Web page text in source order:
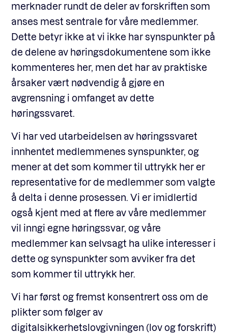
merknader rundt de deler av forskriften som
anses mest sentrale for våre medlemmer.
Dette betyr ikke at vi ikke har synspunkter på
de delene av høringsdokumentene som ikke
kommenteres her, men det har av praktiske
årsaker vært nødvendig å gjøre en
avgrensning i omfanget av dette
høringssvaret.
Vi har ved utarbeidelsen av høringssvaret
innhentet medlemmenes synspunkter, og
mener at det som kommer til uttrykk her er
representative for de medlemmer som valgte
å delta i denne prosessen. Vi er imidlertid
også kjent med at flere av våre medlemmer
vil inngi egne høringssvar, og våre
medlemmer kan selvsagt ha ulike interesser i
dette og synspunkter som avviker fra det
som kommer til uttrykk her.
Vi har først og fremst konsentrert oss om de
plikter som følger av
digitalsikkerhetslovgivningen (lov og forskrift)